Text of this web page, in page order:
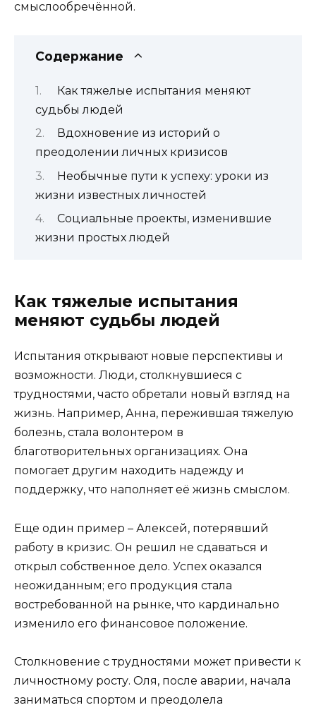
смыслообречённой.
Содержание
Как тяжелые испытания меняют
судьбы людей
Вдохновение из историй о
преодолении личных кризисов
Необычные пути к успеху: уроки из
жизни известных личностей
Социальные проекты, изменившие
жизни простых людей
Как тяжелые испытания
меняют судьбы людей
Испытания открывают новые перспективы и
возможности. Люди, столкнувшиеся с
трудностями, часто обретали новый взгляд на
жизнь. Например, Анна, пережившая тяжелую
болезнь, стала волонтером в
благотворительных организациях. Она
помогает другим находить надежду и
поддержку, что наполняет её жизнь смыслом.
Еще один пример – Алексей, потерявший
работу в кризис. Он решил не сдаваться и
открыл собственное дело. Успех оказался
неожиданным; его продукция стала
востребованной на рынке, что кардинально
изменило его финансовое положение.
Столкновение с трудностями может привести к
личностному росту. Оля, после аварии, начала
заниматься спортом и преодолела